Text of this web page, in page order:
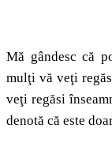
Mă gândesc că
mulţi vă veţi
veţi regăsi
denotă că este